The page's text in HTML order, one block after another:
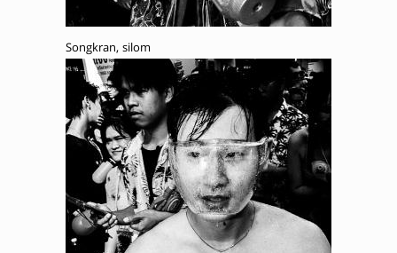
Songkran, silom